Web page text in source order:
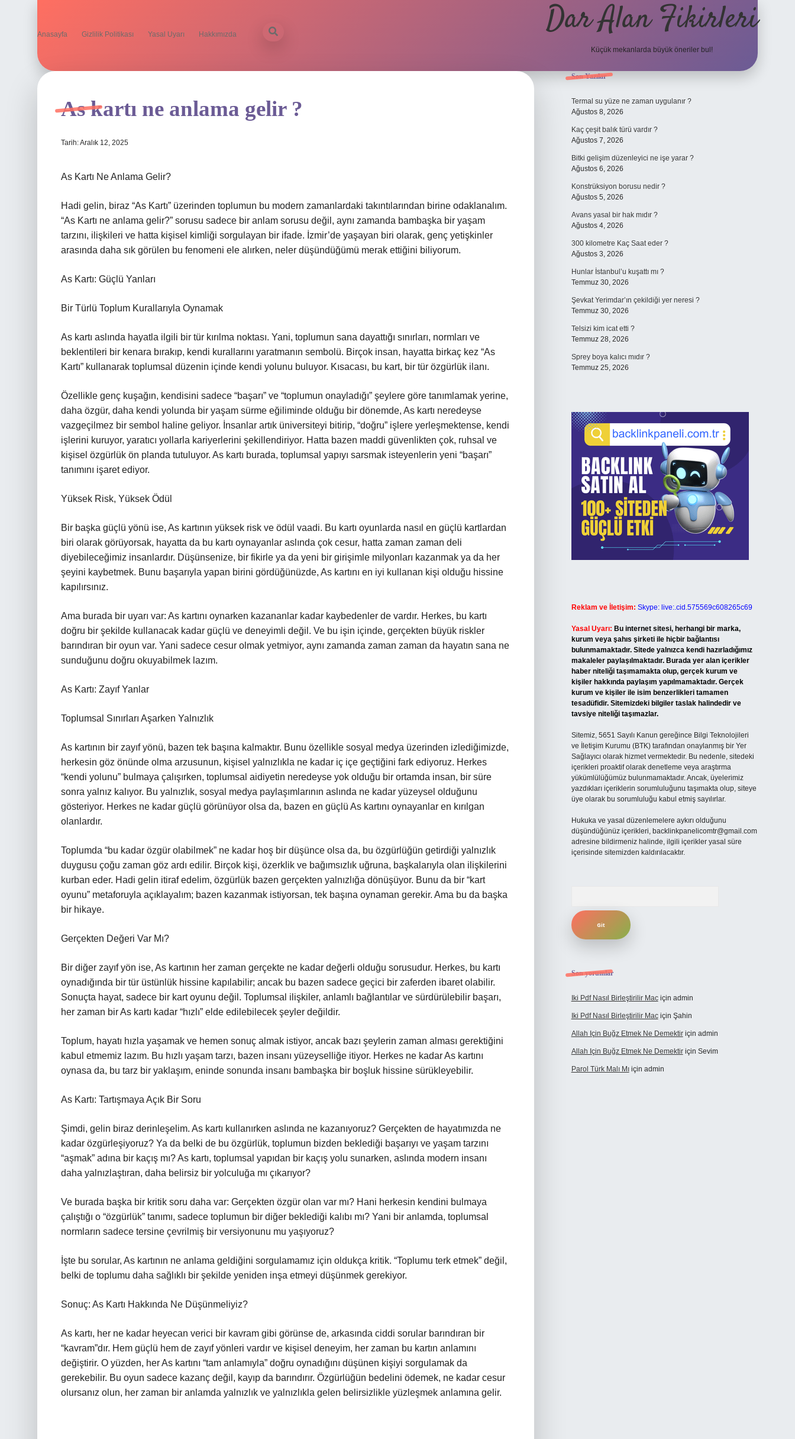
Anasayfa Gizlilik Politikası Yasal Uyarı Hakkımızda Dar Alan Fikirleri
Küçük mekanlarda büyük öneriler bul!
As kartı ne anlama gelir ?
Tarih: Aralık 12, 2025
As Kartı Ne Anlama Gelir?
Hadi gelin, biraz “As Kartı” üzerinden toplumun bu modern zamanlardaki takıntılarından birine odaklanalım.
“As Kartı ne anlama gelir?” sorusu sadece bir anlam sorusu değil, aynı zamanda bambaşka bir yaşam
tarzını, ilişkileri ve hatta kişisel kimliği sorgulayan bir ifade. İzmir’de yaşayan biri olarak, genç yetişkinler
arasında daha sık görülen bu fenomeni ele alırken, neler düşündüğümü merak ettiğini biliyorum.
As Kartı: Güçlü Yanları
Bir Türlü Toplum Kurallarıyla Oynamak
As kartı aslında hayatla ilgili bir tür kırılma noktası. Yani, toplumun sana dayattığı sınırları, normları ve
beklentileri bir kenara bırakıp, kendi kurallarını yaratmanın sembolü. Birçok insan, hayatta birkaç kez “As
Kartı” kullanarak toplumsal düzenin içinde kendi yolunu buluyor. Kısacası, bu kart, bir tür özgürlük ilanı.
Özellikle genç kuşağın, kendisini sadece “başarı” ve “toplumun onayladığı” şeylere göre tanımlamak yerine,
daha özgür, daha kendi yolunda bir yaşam sürme eğiliminde olduğu bir dönemde, As kartı neredeyse
vazgeçilmez bir sembol haline geliyor. İnsanlar artık üniversiteyi bitirip, “doğru” işlere yerleşmektense, kendi
işlerini kuruyor, yaratıcı yollarla kariyerlerini şekillendiriyor. Hatta bazen maddi güvenlikten çok, ruhsal ve
kişisel özgürlük ön planda tutuluyor. As kartı burada, toplumsal yapıyı sarsmak isteyenlerin yeni “başarı”
tanımını işaret ediyor.
Yüksek Risk, Yüksek Ödül
Bir başka güçlü yönü ise, As kartının yüksek risk ve ödül vaadi. Bu kartı oyunlarda nasıl en güçlü kartlardan
biri olarak görüyorsak, hayatta da bu kartı oynayanlar aslında çok cesur, hatta zaman zaman deli
diyebileceğimiz insanlardır. Düşünsenize, bir fikirle ya da yeni bir girişimle milyonları kazanmak ya da her
şeyini kaybetmek. Bunu başarıyla yapan birini gördüğünüzde, As kartını en iyi kullanan kişi olduğu hissine
kapılırsınız.
Ama burada bir uyarı var: As kartını oynarken kazananlar kadar kaybedenler de vardır. Herkes, bu kartı
doğru bir şekilde kullanacak kadar güçlü ve deneyimli değil. Ve bu işin içinde, gerçekten büyük riskler
barındıran bir oyun var. Yani sadece cesur olmak yetmiyor, aynı zamanda zaman zaman da hayatın sana ne
sunduğunu doğru okuyabilmek lazım.
As Kartı: Zayıf Yanlar
Toplumsal Sınırları Aşarken Yalnızlık
As kartının bir zayıf yönü, bazen tek başına kalmaktır. Bunu özellikle sosyal medya üzerinden izlediğimizde,
herkesin göz önünde olma arzusunun, kişisel yalnızlıkla ne kadar iç içe geçtiğini fark ediyoruz. Herkes
“kendi yolunu” bulmaya çalışırken, toplumsal aidiyetin neredeyse yok olduğu bir ortamda insan, bir süre
sonra yalnız kalıyor. Bu yalnızlık, sosyal medya paylaşımlarının aslında ne kadar yüzeysel olduğunu
gösteriyor. Herkes ne kadar güçlü görünüyor olsa da, bazen en güçlü As kartını oynayanlar en kırılgan
olanlardır.
Toplumda “bu kadar özgür olabilmek” ne kadar hoş bir düşünce olsa da, bu özgürlüğün getirdiği yalnızlık
duygusu çoğu zaman göz ardı edilir. Birçok kişi, özerklik ve bağımsızlık uğruna, başkalarıyla olan ilişkilerini
kurban eder. Hadi gelin itiraf edelim, özgürlük bazen gerçekten yalnızlığa dönüşüyor. Bunu da bir “kart
oyunu” metaforuyla açıklayalım; bazen kazanmak istiyorsan, tek başına oynaman gerekir. Ama bu da başka
bir hikaye.
Gerçekten Değeri Var Mı?
Bir diğer zayıf yön ise, As kartının her zaman gerçekte ne kadar değerli olduğu sorusudur. Herkes, bu kartı
oynadığında bir tür üstünlük hissine kapılabilir; ancak bu bazen sadece geçici bir zaferden ibaret olabilir.
Sonuçta hayat, sadece bir kart oyunu değil. Toplumsal ilişkiler, anlamlı bağlantılar ve sürdürülebilir başarı,
her zaman bir As kartı kadar “hızlı” elde edilebilecek şeyler değildir.
Toplum, hayatı hızla yaşamak ve hemen sonuç almak istiyor, ancak bazı şeylerin zaman alması gerektiğini
kabul etmemiz lazım. Bu hızlı yaşam tarzı, bazen insanı yüzeyselliğe itiyor. Herkes ne kadar As kartını
oynasa da, bu tarz bir yaklaşım, eninde sonunda insanı bambaşka bir boşluk hissine sürükleyebilir.
As Kartı: Tartışmaya Açık Bir Soru
Şimdi, gelin biraz derinleşelim. As kartı kullanırken aslında ne kazanıyoruz? Gerçekten de hayatımızda ne
kadar özgürleşiyoruz? Ya da belki de bu özgürlük, toplumun bizden beklediği başarıyı ve yaşam tarzını
“aşmak” adına bir kaçış mı? As kartı, toplumsal yapıdan bir kaçış yolu sunarken, aslında modern insanı
daha yalnızlaştıran, daha belirsiz bir yolculuğa mı çıkarıyor?
Ve burada başka bir kritik soru daha var: Gerçekten özgür olan var mı? Hani herkesin kendini bulmaya
çalıştığı o “özgürlük” tanımı, sadece toplumun bir diğer beklediği kalıbı mı? Yani bir anlamda, toplumsal
normların sadece tersine çevrilmiş bir versiyonunu mu yaşıyoruz?
İşte bu sorular, As kartının ne anlama geldiğini sorgulamamız için oldukça kritik. “Toplumu terk etmek” değil,
belki de toplumu daha sağlıklı bir şekilde yeniden inşa etmeyi düşünmek gerekiyor.
Sonuç: As Kartı Hakkında Ne Düşünmeliyiz?
As kartı, her ne kadar heyecan verici bir kavram gibi görünse de, arkasında ciddi sorular barındıran bir
“kavram”dır. Hem güçlü hem de zayıf yönleri vardır ve kişisel deneyim, her zaman bu kartın anlamını
değiştirir. O yüzden, her As kartını “tam anlamıyla” doğru oynadığını düşünen kişiyi sorgulamak da
gerekebilir. Bu oyun sadece kazanç değil, kayıp da barındırır. Özgürlüğün bedelini ödemek, ne kadar cesur
olursanız olun, her zaman bir anlamda yalnızlık ve yalnızlıkla gelen belirsizlikle yüzleşmek anlamına gelir.
Sidebar
Son Yazılar
Termal su yüze ne zaman uygulanır ?
Ağustos 8, 2026
Kaç çeşit balık türü vardır ?
Ağustos 7, 2026
Bitki gelişim düzenleyici ne işe yarar ?
Ağustos 6, 2026
Konstrüksiyon borusu nedir ?
Ağustos 5, 2026
Avans yasal bir hak mıdır ?
Ağustos 4, 2026
300 kilometre Kaç Saat eder ?
Ağustos 3, 2026
Hunlar İstanbul’u kuşattı mı ?
Temmuz 30, 2026
Şevkat Yerimdar’ın çekildiği yer neresi ?
Temmuz 30, 2026
Telsizi kim icat etti ?
Temmuz 28, 2026
Sprey boya kalıcı mıdır ?
Temmuz 25, 2026
Reklam ve İletişim: Skype: live:.cid.575569c608265c69
Yasal Uyarı: Bu internet sitesi, herhangi bir marka,
kurum veya şahıs şirketi ile hiçbir bağlantısı
bulunmamaktadır. Sitede yalnızca kendi hazırladığımız
makaleler paylaşılmaktadır. Burada yer alan içerikler
haber niteliği taşımamakta olup, gerçek kurum ve
kişiler hakkında paylaşım yapılmamaktadır. Gerçek
kurum ve kişiler ile isim benzerlikleri tamamen
tesadüfidir. Sitemizdeki bilgiler taslak halindedir ve
tavsiye niteliği taşımazlar.
Sitemiz, 5651 Sayılı Kanun gereğince Bilgi Teknolojileri
ve İletişim Kurumu (BTK) tarafından onaylanmış bir Yer
Sağlayıcı olarak hizmet vermektedir. Bu nedenle, sitedeki
içerikleri proaktif olarak denetleme veya araştırma
yükümlülüğümüz bulunmamaktadır. Ancak, üyelerimiz
yazdıkları içeriklerin sorumluluğunu taşımakta olup, siteye
üye olarak bu sorumluluğu kabul etmiş sayılırlar.
Hukuka ve yasal düzenlemelere aykırı olduğunu
düşündüğünüz içerikleri, backlinkpanelicomtr@gmail.com
adresine bildirmeniz halinde, ilgili içerikler yasal süre
içerisinde sitemizden kaldırılacaktır.
Son yorumlar
Iki Pdf Nasıl Birleştirilir Maciçin admin
Iki Pdf Nasıl Birleştirilir Maciçin Şahin
Allah Için Buğz Etmek Ne Demektiriçin admin
Allah Için Buğz Etmek Ne Demektiriçin Sevim
Parol Türk Malı Mıiçin admin